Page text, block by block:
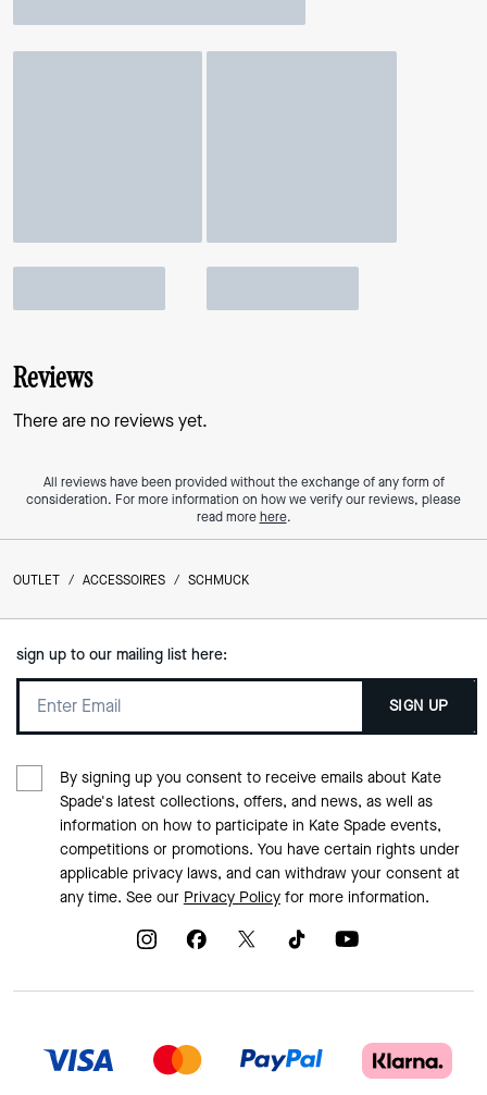
Reviews
There are no reviews yet.
All reviews have been provided without the exchange of any form of
consideration. For more information on how we verify our reviews, please
read morehere.
OUTLET / ACCESSOIRES / SCHMUCK
sign up to our mailing list here:
SIGN UP
By signing up you consent to receive emails about Kate
Spade's latest collections, offers, and news, as well as
information on how to participate in Kate Spade events,
competitions or promotions. You have certain rights under
applicable privacy laws, and can withdraw your consent at
any time. See our Privacy Policyfor more information.